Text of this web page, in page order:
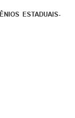
ESTADUAIS-